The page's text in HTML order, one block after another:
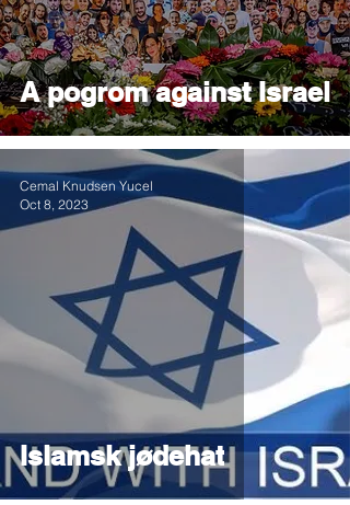
A pogrom against Israel
Islamsk jødehat
Cemal Knudsen Yucel
Oct 8, 2023